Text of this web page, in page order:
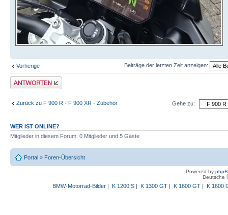
Vorherige Beiträge der letzten Zeit anzeigen:
Antwort schreiben
Zurück zu F 900 R - F 900 XR - Zubehör Gehe zu:
WER IST ONLINE?
Mitglieder in diesem Forum: 0 Mitglieder und 5 Gäste
Portal » Foren-Übersicht
Powered by
Deutsche
BMW-Motorrad-Bilder| K 1200 S| K 1300 GT| K 1600 GT| K 1600